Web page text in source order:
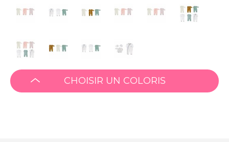
CHOISIR UN COLORIS